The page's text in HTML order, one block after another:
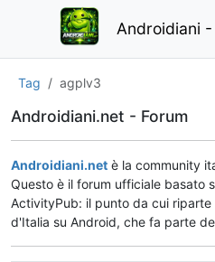
Tag agplv3
Androidiani.net - Forum
Androidiani.net è la community
Questo è il forum ufficiale basato
ActivityPub: il punto da cui
d'Italia su Android, che fa parte